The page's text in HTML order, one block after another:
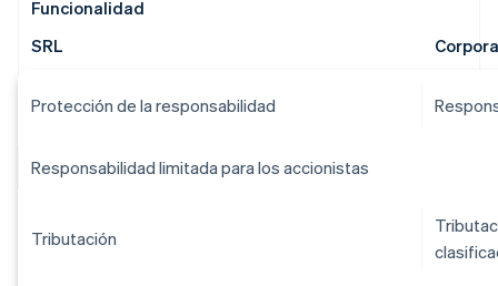
Funcionalidad
SRL
Protección de la responsabilidad
Responsabilidad limitada para los accionistas
Tributación